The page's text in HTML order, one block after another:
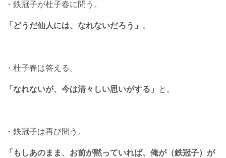
・鉄冠子が杜子春に問う。
「どうだ仙人には、なれないだろう」 。
・杜子春は答える。
「なれないが、今は清々しい思いがする」 と。
・鉄冠子は再び問う。
「もしあのまま、お前が黙っていれば、俺が（鉄冠子）が